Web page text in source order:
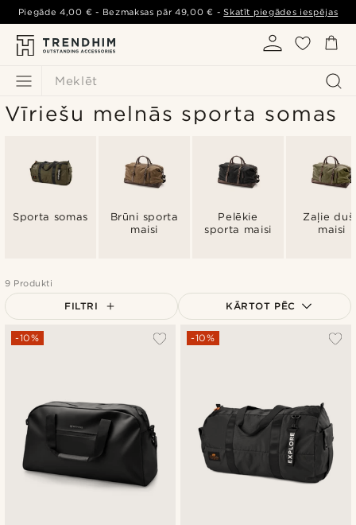
Meklēt
Piegāde4,00 € - Bezmaksas pār49,00 € -Skatīt piegādes iespējas
Vīriešu melnās sporta somas
Sporta somas
Brūni sporta
maisi
Pelēkie
sporta maisi
Zaļie
maisi
9 Produkti
FILTRI KĀRTOT PĒC
Vispopulārākais
Augstākā cena
-10% -10%